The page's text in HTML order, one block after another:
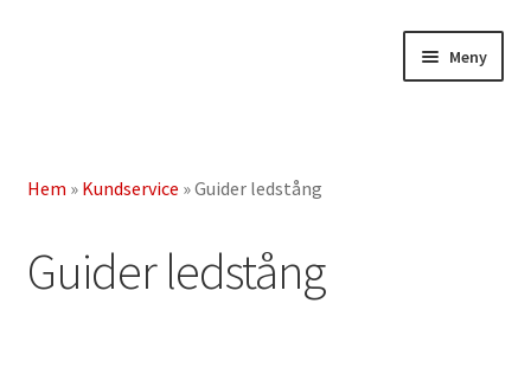
Meny
Kundservice
Om Svenska Ledstångsbutiken AB
Hem » Kundservice »Guider ledstång
Guider ledstång